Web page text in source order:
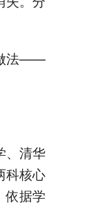
法——
、清华
科核心
依据学